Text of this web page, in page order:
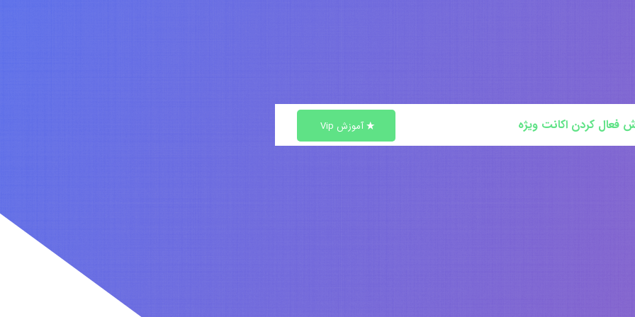
فعال کردن اکانت ویژه آموزش Vip